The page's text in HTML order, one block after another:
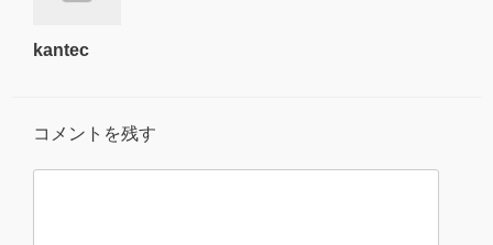
kantec
コメントを残す